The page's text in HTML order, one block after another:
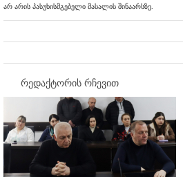
არ არის პასუხისმგებელი მასალის შინაარსზე.
რედაქტორის რჩევით